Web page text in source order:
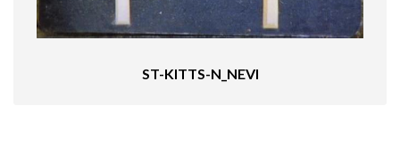
ST-KITTS-N_NEVI